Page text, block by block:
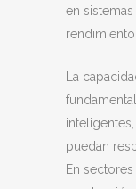
en
rendimiento
La
puedan
En